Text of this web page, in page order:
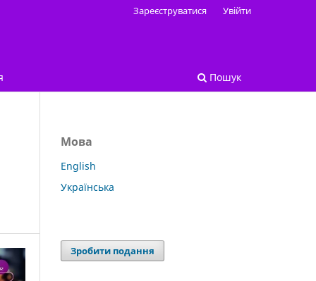
Пошук
Зареєструватися Увійти
Мова
English
Українська
Зробити подання